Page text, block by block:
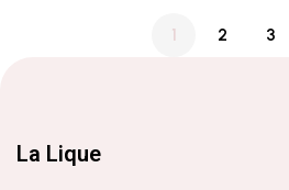
1 2 3
La Lique